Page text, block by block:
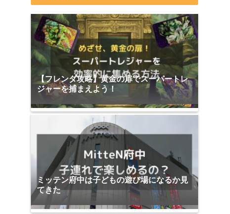
【フレンダ攻略】黄金の扉でスーパートレ
ジャーを捕まえよう！
ミッテン府中は子どもの遊び場になるか見
てきた